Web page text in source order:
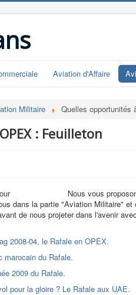
Aviation d'Affaire
Militaire Quelles opportunités
: Feuilleton
Nous vous
dans la partie "Aviation Militaire"
de nous projeter dans l'avenir
2008-04, le Rafale en OPEX.
marocain du Rafale.
2009 du Rafale.
pour la gloire ? Le Rafale aux UAE.